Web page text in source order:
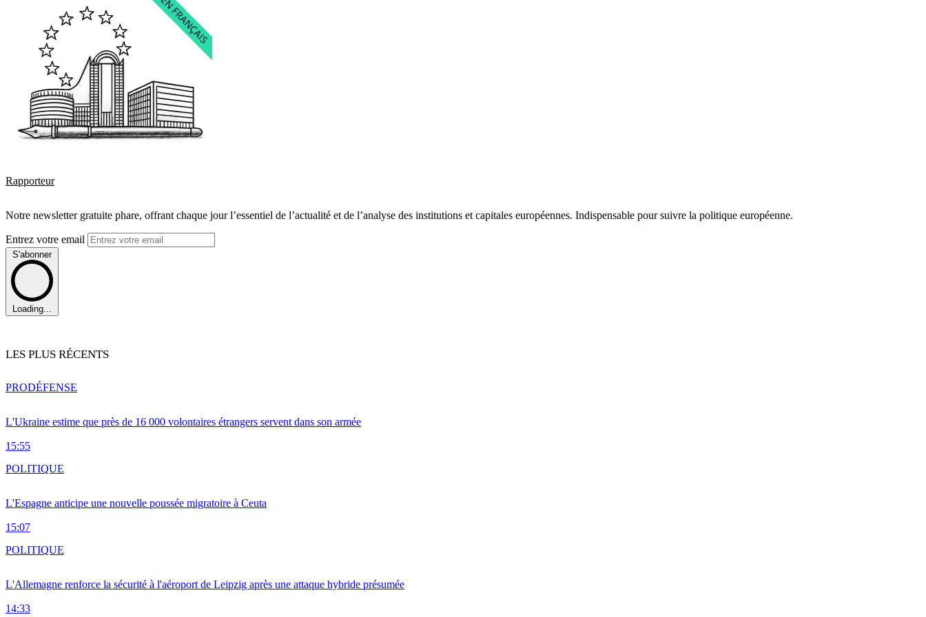
Rapporteur
Notre newsletter gratuite phare, offrant chaque jour l’essentiel de l’actualité et de l’analyse des institutions et capitales européennes. Indispensable pour suivre la politique européenne.
Entrez votre email
S'abonner
Loading...
LES PLUS RÉCENTS
L'Ukraine estime que près de 16 000 volontaires étrangers servent dans son armée
15:55
PRODÉFENSE
L'Espagne anticipe une nouvelle poussée migratoire à Ceuta
15:07
POLITIQUE
L'Allemagne renforce la sécurité à l'aéroport de Leipzig après une attaque hybride présumée
14:33
POLITIQUE